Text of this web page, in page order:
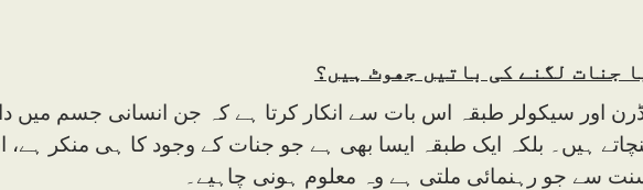
جنات لگنے کی باتیں جھوٹ ہیں؟
اور سیکولر طبقہ اس بات سے انکار کرتا ہے کہ جن انسانی جسم
ہیں۔ بلکہ ایک طبقہ ایسا بھی ہے جو جنات کے وجود کا ہی منکر
سے جو رہنمائی ملتی ہے وہ معلوم ہونی چاہیے۔